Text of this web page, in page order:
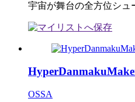
宇宙が舞台の全方位シュ
OSSA